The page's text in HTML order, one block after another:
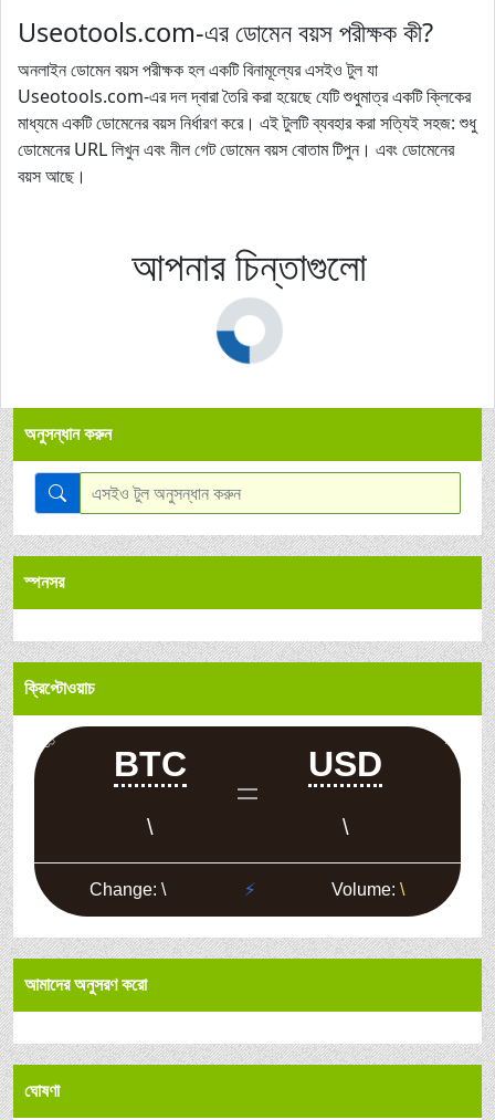
Useotools.com-এর ডোমেন বয়স পরীক্ষক কী?
অনলাইন ডোমেন বয়স পরীক্ষক হল একটি বিনামূল্যের এসইও টুল যা
Useotools.com-এর দল দ্বারা তৈরি করা হয়েছে যেটি শুধুমাত্র একটি ক্লিকের
মাধ্যমে একটি ডোমেনের বয়স নির্ধারণ করে। এই টুলটি ব্যবহার করা সত্যিই সহজ: শুধু
ডোমেনের URL লিখুন এবং নীল গেট ডোমেন বয়স বোতাম টিপুন। এবং ডোমেনের
বয়স আছে।
আপনার চিন্তাগুলো
অনুসন্ধান করুন
স্পনসর
ক্রিপ্টোওয়াচ
আমাদের অনুসরণ করো
ঘোষণা